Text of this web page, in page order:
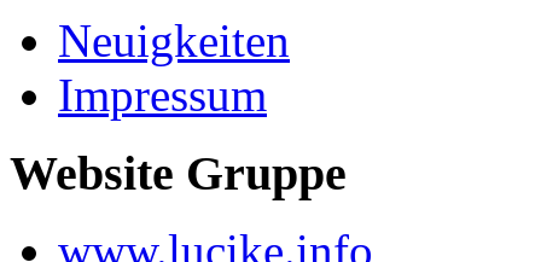
Neuigkeiten
Impressum
Website Gruppe
www.lucike.info